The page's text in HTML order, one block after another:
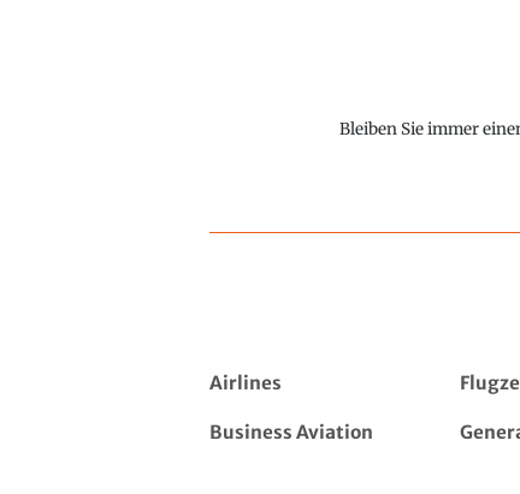
Bleiben Sie immer
Airlines
Business Aviation